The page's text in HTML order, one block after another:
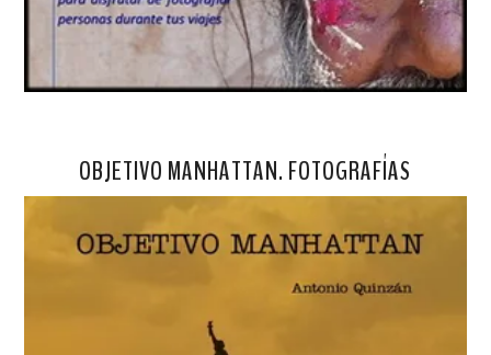
OBJETIVO MANHATTAN. FOTOGRAFÍAS